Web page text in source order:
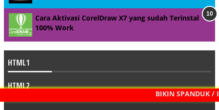
Cara Aktivasi CorelDraw X7 yang sudah Terinstal
100% Work
HTML1
BIKIN SPANDUK /
HTML2